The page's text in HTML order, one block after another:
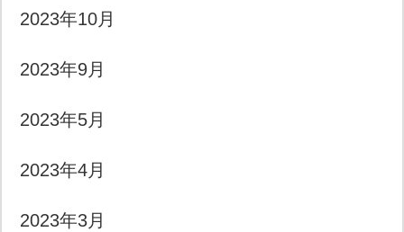
2023年10月
2023年9月
2023年5月
2023年4月
2023年3月